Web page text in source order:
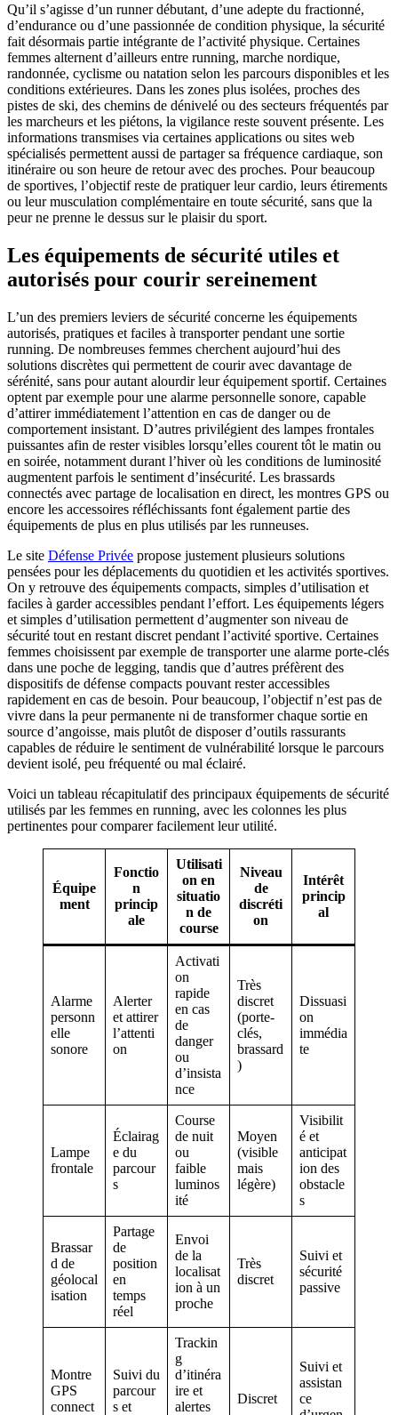
Qu’il s’agisse d’un runner débutant, d’une adepte du fractionné,
d’endurance ou d’une passionnée de condition physique, la sécurité
fait désormais partie intégrante de l’activité physique. Certaines
femmes alternent d’ailleurs entre running, marche nordique,
randonnée, cyclisme ou natation selon les parcours disponibles et les
conditions extérieures. Dans les zones plus isolées, proches des
pistes de ski, des chemins de dénivelé ou des secteurs fréquentés par
les marcheurs et les piétons, la vigilance reste souvent présente. Les
informations transmises via certaines applications ou sites web
spécialisés permettent aussi de partager sa fréquence cardiaque, son
itinéraire ou son heure de retour avec des proches. Pour beaucoup
de sportives, l’objectif reste de pratiquer leur cardio, leurs étirements
ou leur musculation complémentaire en toute sécurité, sans que la
peur ne prenne le dessus sur le plaisir du sport.
Les équipements de sécurité utiles et
autorisés pour courir sereinement
L’un des premiers leviers de sécurité concerne les équipements
autorisés, pratiques et faciles à transporter pendant une sortie
running. De nombreuses femmes cherchent aujourd’hui des
solutions discrètes qui permettent de courir avec davantage de
sérénité, sans pour autant alourdir leur équipement sportif. Certaines
optent par exemple pour une alarme personnelle sonore, capable
d’attirer immédiatement l’attention en cas de danger ou de
comportement insistant. D’autres privilégient des lampes frontales
puissantes afin de rester visibles lorsqu’elles courent tôt le matin ou
en soirée, notamment durant l’hiver où les conditions de luminosité
augmentent parfois le sentiment d’insécurité. Les brassards
connectés avec partage de localisation en direct, les montres GPS ou
encore les accessoires réfléchissants font également partie des
équipements de plus en plus utilisés par les runneuses.
Le site Défense Privée propose justement plusieurs solutions
pensées pour les déplacements du quotidien et les activités sportives.
On y retrouve des équipements compacts, simples d’utilisation et
faciles à garder accessibles pendant l’effort. Les équipements légers
et simples d’utilisation permettent d’augmenter son niveau de
sécurité tout en restant discret pendant l’activité sportive. Certaines
femmes choisissent par exemple de transporter une alarme porte-clés
dans une poche de legging, tandis que d’autres préfèrent des
dispositifs de défense compacts pouvant rester accessibles
rapidement en cas de besoin. Pour beaucoup, l’objectif n’est pas de
vivre dans la peur permanente ni de transformer chaque sortie en
source d’angoisse, mais plutôt de disposer d’outils rassurants
capables de réduire le sentiment de vulnérabilité lorsque le parcours
devient isolé, peu fréquenté ou mal éclairé.
Voici un tableau récapitulatif des principaux équipements de sécurité
utilisés par les femmes en running, avec les colonnes les plus
pertinentes pour comparer facilement leur utilité.
Équipe
ment
Fonctio
n
princip
ale
Utilisati
on en
situatio
n de
course
Niveau
de
discréti
on
Intérêt
princip
al
Alarme
personn
elle
sonore
Alerter
et attirer
l’attenti
on
Activati
on
rapide
en cas
de
danger
ou
d’insista
nce
Très
discret
(porte-
clés,
brassard
)
Dissuasi
on
immédia
te
Lampe
frontale
Éclairag
e du
parcour
s
Course
de nuit
ou
faible
luminos
ité
Moyen
(visible
mais
légère)
Visibilit
é et
anticipat
ion des
obstacle
s
Brassar
d de
géolocal
isation
Partage
de
position
en
temps
réel
Envoi
de la
localisat
ion à un
proche
Très
discret
Suivi et
sécurité
passive
Montre
GPS
connect
Suivi du
parcour
s et
Trackin
g
d’itinéra
ire et
alertes
Discret
Suivi et
assistan
ce